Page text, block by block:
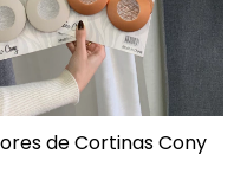
de Cortinas Cony